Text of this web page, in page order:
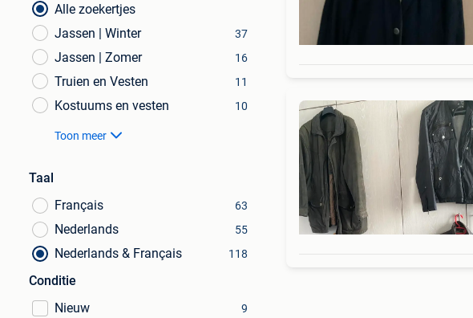
Alle zoekertjes
Jassen | Winter
37
Jassen | Zomer 16
Truien en Vesten 11
Kostuums en vesten 10
Toon meer
Taal
Français
63
Nederlands 55
Nederlands & Français 118
Conditie
Nieuw
9